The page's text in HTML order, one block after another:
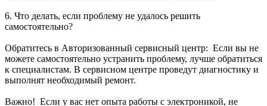
6. Что делать, если проблему не удалось решить
самостоятельно?
Обратитесь в Авторизованный сервисный центр: Если вы не
можете самостоятельно устранить проблему, лучше обратиться
к специалистам. В сервисном центре проведут диагностику и
выполнят необходимый ремонт.
Важно! Если у вас нет опыта работы с электроникой, не